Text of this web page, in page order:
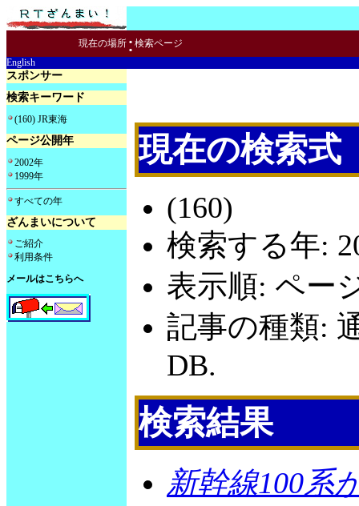
現在の場所 : 検索ページ
English
スポンサー
検索キーワード
(160) JR東海
ページ公開年
2002年
1999年
すべての年
ざんまいについて
ご紹介
利用条件
メールはこちらへ
現在の検索式
(160)
検索する年:
表示順: ペー
記事の種類:
DB.
検索結果
新幹線100系